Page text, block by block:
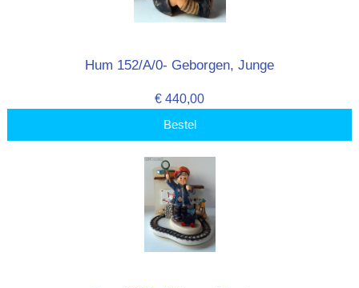
Hum 152/A/0- Geborgen, Junge
€ 440,00
Bestel